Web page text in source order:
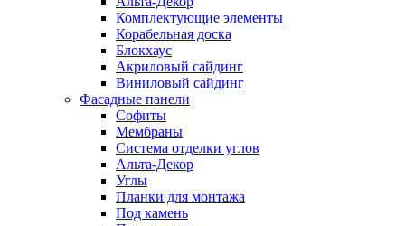
Комплектующие элементы
Корабельная доска
Блокхаус
Акриловый сайдинг
Виниловый сайдинг
Фасадные панели
Софиты
Мембраны
Система отделки углов
Альта-Декор
Углы
Планки для монтажа
Под камень